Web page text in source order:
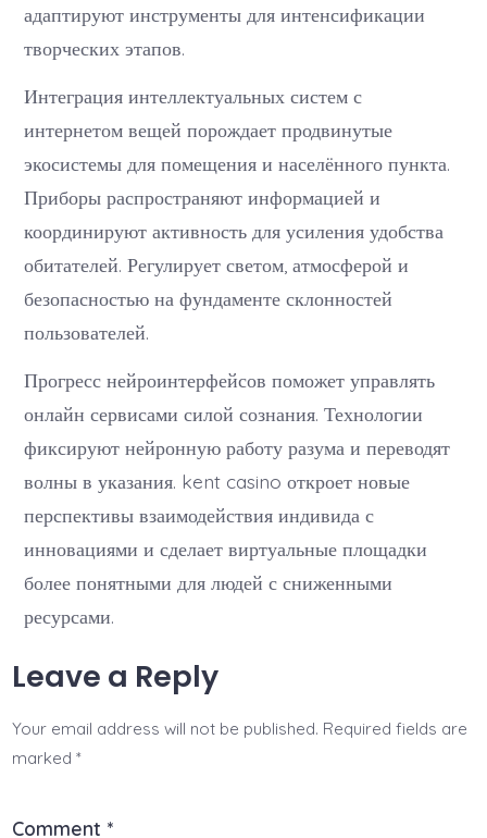
адаптируют инструменты для интенсификации
творческих этапов.
Интеграция интеллектуальных систем с
интернетом вещей порождает продвинутые
экосистемы для помещения и населённого пункта.
Приборы распространяют информацией и
координируют активность для усиления удобства
обитателей. Регулирует светом, атмосферой и
безопасностью на фундаменте склонностей
пользователей.
Прогресс нейроинтерфейсов поможет управлять
онлайн сервисами силой сознания. Технологии
фиксируют нейронную работу разума и переводят
волны в указания. kent casino откроет новые
перспективы взаимодействия индивида с
инновациями и сделает виртуальные площадки
более понятными для людей с сниженными
ресурсами.
Leave a Reply
Your email address will not be published. Required fields are
marked*
Comment *